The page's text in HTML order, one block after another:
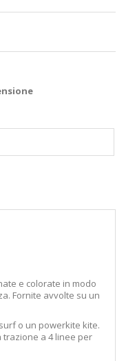
e colorate in modo
Fornite avvolte su un
o un powerkite kite.
trazione a 4 linee per